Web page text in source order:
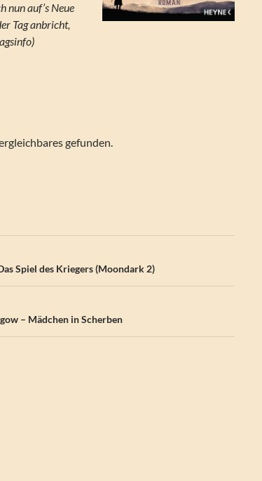
nun auf’s Neue
Tag anbricht,
gefunden.
Spiel des Kriegers (Moondark 2)
– Mädchen in Scherben